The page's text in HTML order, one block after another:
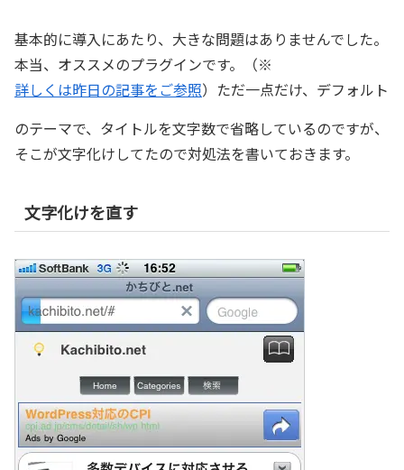
基本的に導入にあたり、大きな問題はありませんでした。
本当、オススメのプラグインです。（※
詳しくは昨日の記事をご参照）ただ一点だけ、デフォルト
のテーマで、タイトルを文字数で省略しているのですが、
そこが文字化けしてたので対処法を書いておきます。
文字化けを直す